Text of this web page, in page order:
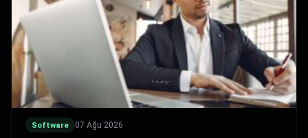
Software 07 Ağu 2026